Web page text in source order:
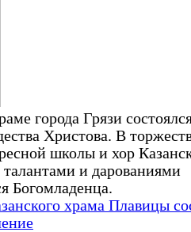
города Грязи
Христова. В
школы и хор
и дарованиями
Богомладенца.
храма Плавицы